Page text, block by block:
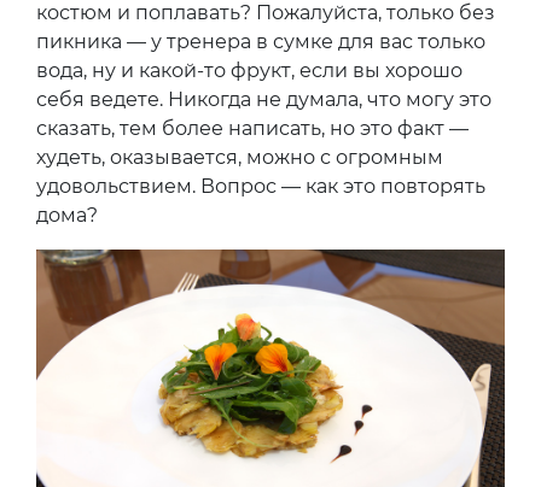
костюм и поплавать? Пожалуйста, только без
пикника — у тренера в сумке для вас только
вода, ну и какой-то фрукт, если вы хорошо
себя ведете. Никогда не думала, что могу это
сказать, тем более написать, но это факт —
худеть, оказывается, можно с огромным
удовольствием. Вопрос — как это повторять
дома?